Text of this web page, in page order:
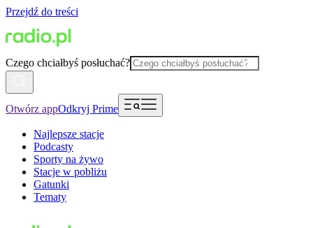
Przejdź do treści
Czego chciałbyś posłuchać?
Otwórz appOdkryj Prime
Najlepsze stacje
Podcasty
Sporty na żywo
Stacje w pobliżu
Gatunki
Tematy